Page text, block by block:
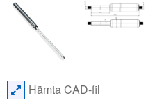
Hämta CAD-fil